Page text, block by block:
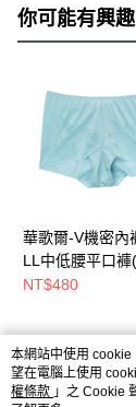
你可能有興
華歌爾-V機密內
LL中低腰平口褲(
黃綠) 深V剪裁-超
NT$480
熱門標籤